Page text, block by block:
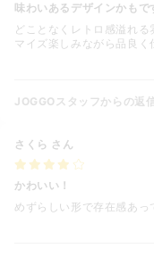
味わいあるデザインかもで
どことなくレトロ感溢れ
マイズ楽しみながら品良く
JOGGOスタッフからの返
さくら さん
かわいい！
めずらしい形で存在感あっ